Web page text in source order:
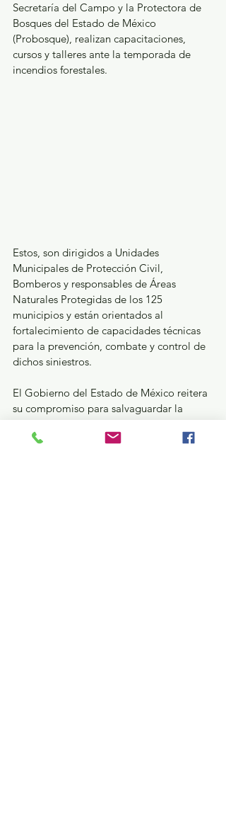
Secretaría del Campo y la Protectora de
Bosques del Estado de México
(Probosque), realizan capacitaciones,
cursos y talleres ante la temporada de
incendios forestales.
Estos, son dirigidos a Unidades
Municipales de Protección Civil,
Bomberos y responsables de Áreas
Naturales Protegidas de los 125
municipios y están orientados al
fortalecimiento de capacidades técnicas
para la prevención, combate y control de
dichos siniestros.
El Gobierno del Estado de México reitera
su compromiso para salvaguardar la
prevenir riesgos y promover la cultura de